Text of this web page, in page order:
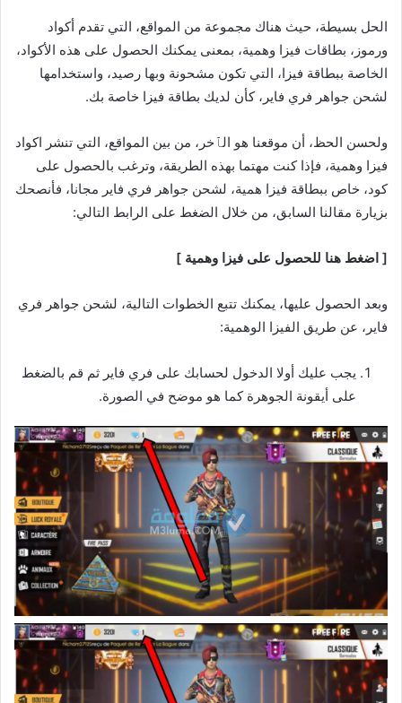
الحل بسيطة، حيث هناك مجموعة من المواقع، التي تقدم أكواد
ورموز، بطاقات فيزا وهمية، بمعنى يمكنك الحصول على هذه الأكواد،
الخاصة ببطاقة فيزا، التي تكون مشحونة وبها رصيد، واستخدامها
لشحن جواهر فري فاير، كأن لديك بطاقة فيزا خاصة بك.
ولحسن الحظ، أن موقعنا هو الٱخر، من بين المواقع، التي تنشر اكواد
فيزا وهمية، فإذا كنت مهتما بهذه الطريقة، وترغب بالحصول على
كود، خاص ببطاقة فيزا همية، لشحن جواهر فري فاير مجانا، فأنصحك
بزيارة مقالنا السابق، من خلال الضغط على الرابط التالي:
[ اضغط هنا للحصول على فيزا وهمية ]
وبعد الحصول عليها، يمكنك تتبع الخطوات التالية، لشحن جواهر فري
فاير، عن طريق الفيزا الوهمية:
يجب عليك أولا الدخول لحسابك على فري فاير ثم قم بالضغط
على أيقونة الجوهرة كما هو موضح في الصورة.